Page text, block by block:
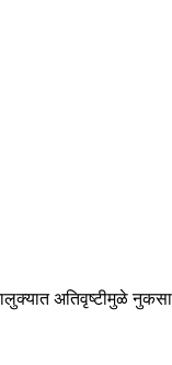
अतिवृष्टीमुळे